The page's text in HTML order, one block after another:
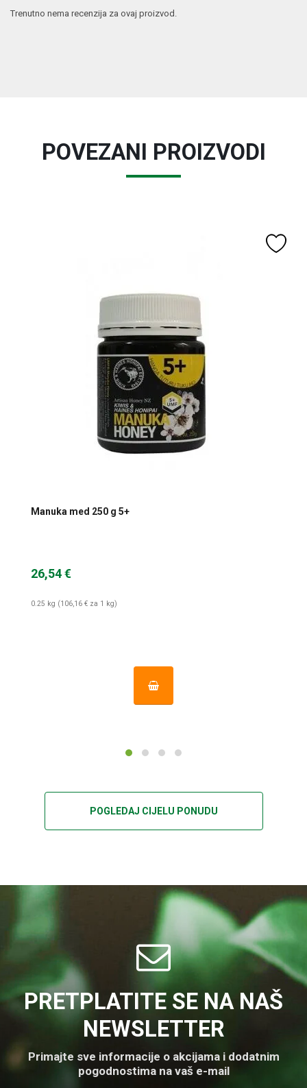
Trenutno nema recenzija za ovaj proizvod.
POVEZANI PROIZVODI
Manuka med 250 g 5+
26,54 €
0.25 kg (106,16 € za 1 kg)
POGLEDAJ CIJELU PONUDU
PRETPLATITE SE NA NAŠ
NEWSLETTER
Primajte sve informacije o akcijama i dodatnim
pogodnostima na vaš e-mail